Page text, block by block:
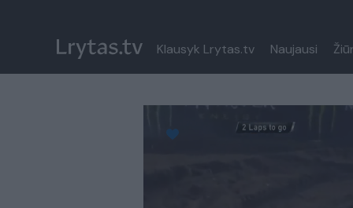
Klausyk Lrytas.tv Naujausi
Paremkite Ukrainą